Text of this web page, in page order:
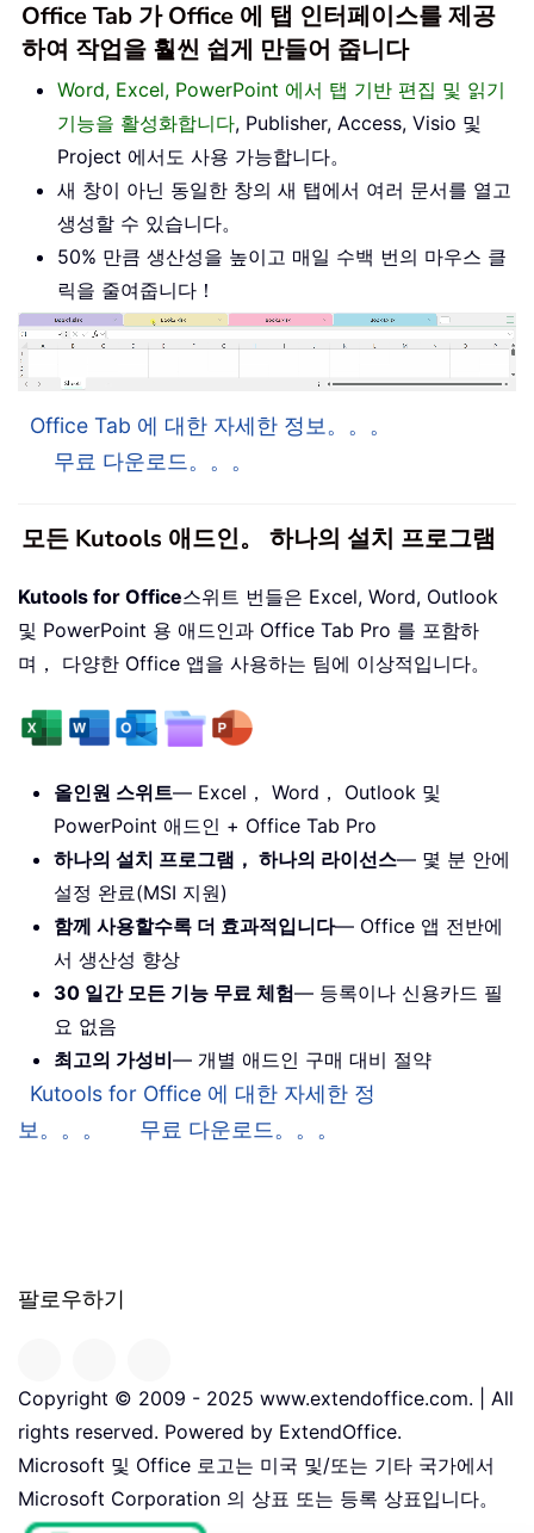
Office Tab 가 Office 에 탭 인터페이스를 제공
하여 작업을 훨씬 쉽게 만들어 줍니다
Word, Excel, PowerPoint 에서 탭 기반 편집 및 읽기
기능을 활성화합니다, Publisher, Access, Visio 및
Project 에서도 사용 가능합니다。
새 창이 아닌 동일한 창의 새 탭에서 여러 문서를 열고
생성할 수 있습니다。
50% 만큼 생산성을 높이고 매일 수백 번의 마우스 클
릭을 줄여줍니다！
Office Tab 에 대한 자세한 정보。。。
무료 다운로드。。。
모든 Kutools 애드인。 하나의 설치 프로그램
Kutools for Office스위트 번들은 Excel, Word, Outlook
및 PowerPoint 용 애드인과 Office Tab Pro 를 포함하
며， 다양한 Office 앱을 사용하는 팀에 이상적입니다。
올인원 스위트— Excel， Word， Outlook 및
PowerPoint 애드인 + Office Tab Pro
하나의 설치 프로그램， 하나의 라이선스— 몇 분 안에
설정 완료(MSI 지원)
함께 사용할수록 더 효과적입니다— Office 앱 전반에
서 생산성 향상
30 일간 모든 기능 무료 체험— 등록이나 신용카드 필
요 없음
최고의 가성비— 개별 애드인 구매 대비 절약
Kutools for Office 에 대한 자세한 정
보。。。
무료 다운로드。。。
팔로우하기
Copyright © 2009 - 2025 www.extendoffice.com. | All
rights reserved. Powered by ExtendOffice.
Microsoft 및 Office 로고는 미국 및/또는 기타 국가에서
Microsoft Corporation 의 상표 또는 등록 상표입니다。